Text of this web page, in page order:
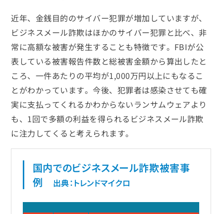
近年、金銭目的のサイバー犯罪が増加していますが、
ビジネスメール詐欺はほかのサイバー犯罪と比べ、非
常に高額な被害が発生することも特徴です。FBIが公
表している被害報告件数と総被害金額から算出したと
ころ、一件あたりの平均が1,000万円以上にもなるこ
とがわかっています。今後、犯罪者は感染させても確
実に支払ってくれるかわからないランサムウェアより
も、1回で多額の利益を得られるビジネスメール詐欺
に注力してくると考えられます。
国内でのビジネスメール詐欺被害事
例
出典：トレンドマイクロ